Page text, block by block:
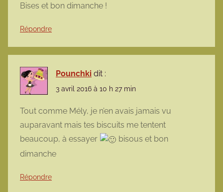
Bises et bon dimanche !
Répondre
Pounchki dit :
3 avril 2016 à 10 h 27 min
Tout comme Mély, je n’en avais jamais vu
auparavant mais tes biscuits me tentent
beaucoup, à essayer
bisous et bon
dimanche
Répondre